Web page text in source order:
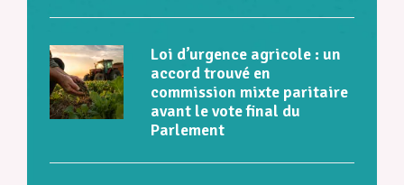
Loi d’urgence agricole : un
accord trouvé en
commission mixte paritaire
avant le vote final du
Parlement